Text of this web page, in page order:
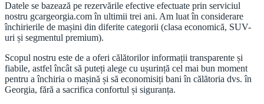
Datele se bazează pe rezervările efective efectuate prin serviciul
nostru gcargeorgia.com în ultimii trei ani. Am luat în considerare
închirierile de mașini din diferite categorii (clasa economică, SUV-
uri și segmentul premium).
Scopul nostru este de a oferi călătorilor informații transparente și
fiabile, astfel încât să puteți alege cu ușurință cel mai bun moment
pentru a închiria o mașină și să economisiți bani în călătoria dvs. în
Georgia, fără a sacrifica confortul și siguranța.